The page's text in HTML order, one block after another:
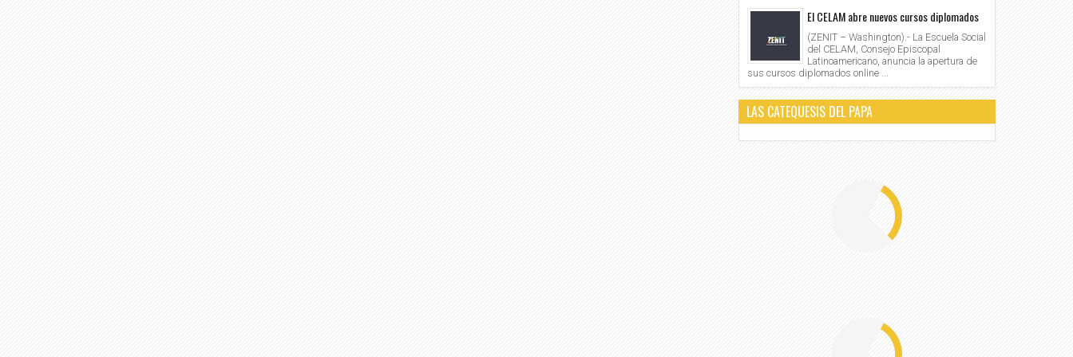
El CELAM abre nuevos cursos diplomados
(ZENIT – Washington).- La Escuela Social
del CELAM, Consejo Episcopal
Latinoamericano, anuncia la apertura de
sus cursos diplomados online ...
LAS CATEQUESIS DEL PAPA